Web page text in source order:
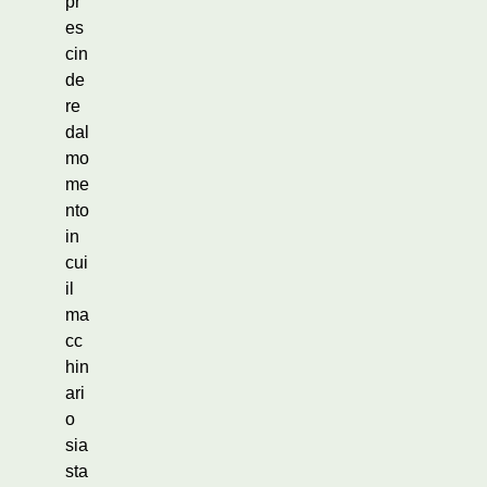
es
cin
de
re
dal
mo
me
nto
in
cui
il
ma
cc
hin
ari
o
sia
sta